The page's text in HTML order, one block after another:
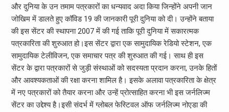
और दुनिया के उन तमाम पत्रकारों का धन्यवाद अदा किया जिन्होंने अपनी जान
जोखिम में डालते हुए कॉविड 19 की जानकारी पूरी दुनिया को दी। उन्होंने बताया
की इस सेंटर की स्थापना 2007 में की गई ताकि पूरी दुनिया में सकारत्मक
पत्रकारिता की शुरुआत हो।इस सेंटर द्वारा एक सामुदायिक रेडियो स्टेशन, एक
सामुदायिक टेलीविजन, एक समाचार पत्र की शुरुआत की गई। साथ ही इस
सेंटर के द्वारा पत्रकारों से जुड़ी संस्थाओं को सदस्यता प्रदान करना, उनके हितों
और आवश्यकताओं की रक्षा करना शामिल है। इसके अलावा पत्रकारिता के क्षेत्र
में नए पत्रकारों को तैयार करना और उन्हें प्रोत्साहित करना भी इस जर्नलिज्म
सेंटर का उद्देश्य है।इसी संदर्भ में ग्लोबल फेस्टिवल ऑफ जर्नलिज्म नोएडा की